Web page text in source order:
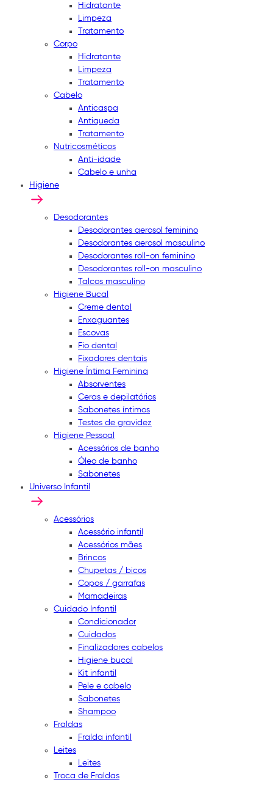
Hidratante
Limpeza
Tratamento
Corpo
Hidratante
Limpeza
Tratamento
Cabelo
Anticaspa
Antiqueda
Tratamento
Nutricosméticos
Anti-idade
Cabelo e unha
Higiene
Desodorantes
Desodorantes aerosol feminino
Desodorantes aerosol masculino
Desodorantes roll-on feminino
Desodorantes roll-on masculino
Talcos masculino
Higiene Bucal
Creme dental
Enxaguantes
Escovas
Fio dental
Fixadores dentais
Higiene Íntima Feminina
Absorventes
Ceras e depilatórios
Sabonetes íntimos
Testes de gravidez
Higiene Pessoal
Acessórios de banho
Óleo de banho
Sabonetes
Universo Infantil
Acessórios
Acessório infantil
Acessórios mães
Brincos
Chupetas / bicos
Copos / garrafas
Mamadeiras
Cuidado Infantil
Condicionador
Cuidados
Finalizadores cabelos
Higiene bucal
Kit infantil
Pele e cabelo
Sabonetes
Shampoo
Fraldas
Fralda infantil
Leites
Leites
Troca de Fraldas